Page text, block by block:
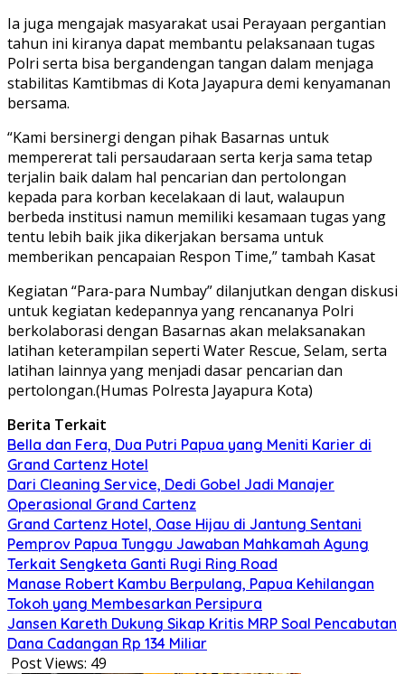
Ia juga mengajak masyarakat usai Perayaan pergantian
tahun ini kiranya dapat membantu pelaksanaan tugas
Polri serta bisa bergandengan tangan dalam menjaga
stabilitas Kamtibmas di Kota Jayapura demi kenyamanan
bersama.
“Kami bersinergi dengan pihak Basarnas untuk
mempererat tali persaudaraan serta kerja sama tetap
terjalin baik dalam hal pencarian dan pertolongan
kepada para korban kecelakaan di laut, walaupun
berbeda institusi namun memiliki kesamaan tugas yang
tentu lebih baik jika dikerjakan bersama untuk
memberikan pencapaian Respon Time,” tambah Kasat
Kegiatan “Para-para Numbay” dilanjutkan dengan diskusi
untuk kegiatan kedepannya yang rencananya Polri
berkolaborasi dengan Basarnas akan melaksanakan
latihan keterampilan seperti Water Rescue, Selam, serta
latihan lainnya yang menjadi dasar pencarian dan
pertolongan.(Humas Polresta Jayapura Kota)
Berita Terkait
Bella dan Fera, Dua Putri Papua yang Meniti Karier di
Grand Cartenz Hotel
Dari Cleaning Service, Dedi Gobel Jadi Manajer
Operasional Grand Cartenz
Grand Cartenz Hotel, Oase Hijau di Jantung Sentani
Pemprov Papua Tunggu Jawaban Mahkamah Agung
Terkait Sengketa Ganti Rugi Ring Road
Manase Robert Kambu Berpulang, Papua Kehilangan
Tokoh yang Membesarkan Persipura
Jansen Kareth Dukung Sikap Kritis MRP Soal Pencabutan
Dana Cadangan Rp 134 Miliar
Post Views: 49